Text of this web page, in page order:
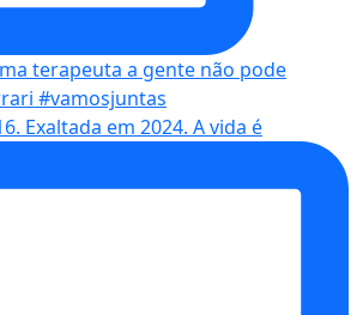
Exaltada em 2024. A vida é